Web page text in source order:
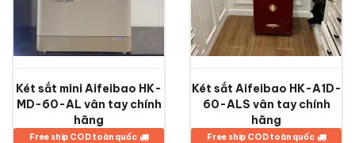
Két sắt mini Aifeibao HK-
MD-60-AL vân tay chính
hãng
Free ship COD toàn quốc
Két sắt Aifeibao HK-A1D-
60-ALS vân tay chính
hãng
Free ship COD toàn quốc